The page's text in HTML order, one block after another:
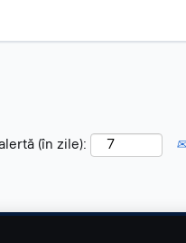
(în zile):